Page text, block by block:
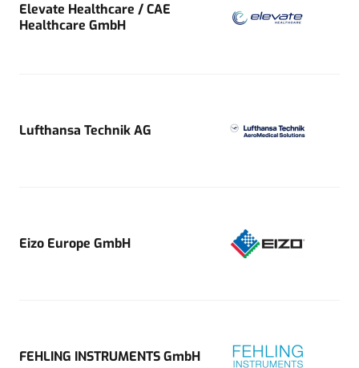
Elevate Healthcare / CAE
Healthcare GmbH
Lufthansa Technik AG
Eizo Europe GmbH
FEHLING INSTRUMENTS GmbH